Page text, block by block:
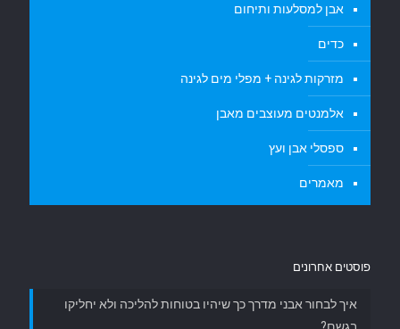
אבן למסלעות ותיחום
כדים
מזרקות לגינה + מפלי מים לגינה
אלמנטים מעוצבים מאבן
ספסלי אבן ועץ
מאמרים
פוסטים אחרונים
איך לבחור אבני מדרך כך שיהיו בטוחות להליכה ולא יחליקו